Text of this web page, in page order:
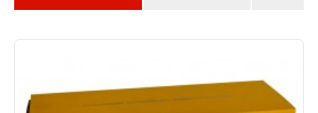
один на защелке, второй в корпусе стопора
увеличена толщина диска-
. Теперь время высверливания